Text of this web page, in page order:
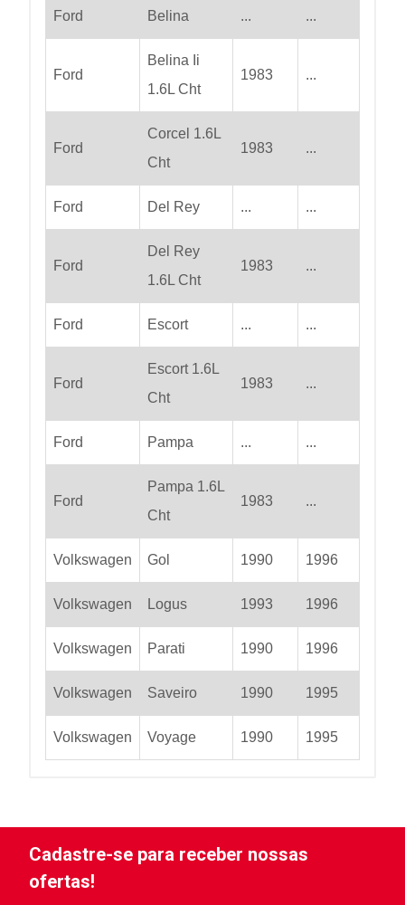
Ford Belina ... ...
Ford
Belina Ii
1.6L Cht
1983 ...
Ford
Corcel 1.6L
Cht
1983 ...
Ford Del Rey ... ...
Ford
Del Rey
1.6L Cht
1983 ...
Ford Escort ... ...
Ford
Escort 1.6L
Cht
1983 ...
Ford Pampa ... ...
Ford
Pampa 1.6L
Cht
1983 ...
Volkswagen Gol 1990 1996
Volkswagen Logus 1993 1996
Volkswagen Parati 1990 1996
Volkswagen Saveiro 1990 1995
Volkswagen Voyage 1990 1995
Cadastre-se para receber nossas
ofertas!